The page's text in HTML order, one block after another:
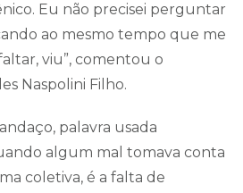
Eu não precisei perguntar
ao mesmo tempo que me
viu”, comentou o
Naspolini Filho.
palavra usada
algum mal tomava conta
coletiva, é a falta de